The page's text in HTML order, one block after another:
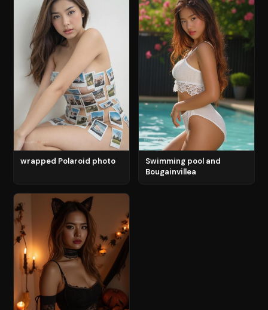
wrapped Polaroid photo
Swimming pool and
Bougainvillea